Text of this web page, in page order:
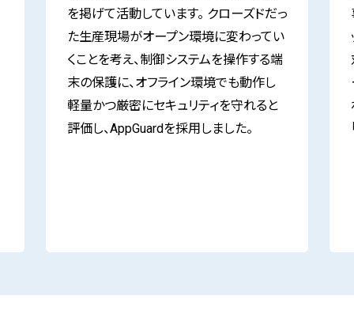
を掲げて活動しています。 クローズドだっ
た生産現場がオープン環境に変わってい
くことを考え、制御システムを操作する端
末の保護に、オフライン環境でも動作し
軽量かつ厳密にセキュリティを守れると
評価し、AppGuardを採用しました。